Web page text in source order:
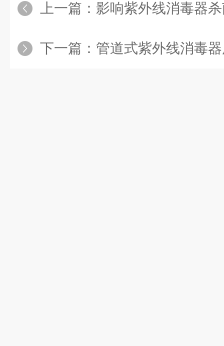
上一篇： 影响紫外线消毒器杀菌
下一篇： 管道式紫外线消毒器用途都有